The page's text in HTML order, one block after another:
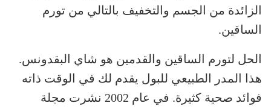
الزائدة من الجسم والتخفيف بالتالي من تورم
الساقين.
الحل لتورم الساقين والقدمين هو شاي البقدونس.
هذا المدر الطبيعي للبول يقدم لك في الوقت ذاته
فوائد صحية كثيرة. في عام 2002 نشرت مجلة